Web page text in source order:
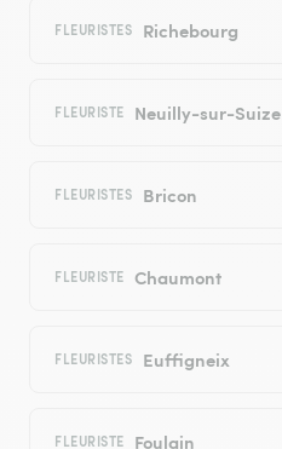
FLEURISTES Richebourg
FLEURISTE Neuilly-sur-Suize
FLEURISTES Bricon
FLEURISTE Chaumont
FLEURISTES Euffigneix
FLEURISTE Foulain